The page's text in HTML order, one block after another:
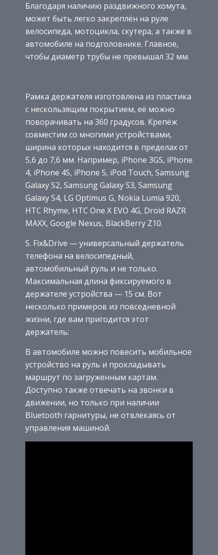
Благодаря наличию раздвижного хомута,
может быть легко закреплён на руле
велосипеда, мотоцикла, скутера, а также в
автомобиле на подголовнике. Главное,
чтобы диаметр трубы не превышал 32 мм.
Рамка держателя изготовлена из пластика
с нескользящим покрытием, её можно
поворачивать на 360 градусов. Крепёж
совместим со многими устройствами,
ширина которых находится в пределах от
5,6 до 7,6 мм. Например, iPhone 3GS, iPhone
4, iPhone 4S, iPhone 5, iPod Touch, Samsung
Galaxy S2, Samsung Galaxy S3, Samsung
Galaxy S4, LG Optimus G, Nokia Lumia 920,
HTC Rhyme, HTC One X EVO 4G, Droid RAZR
MAXX, Google Nexus, BlackBerry Z10.
5. Fix&Drive — универсальный держатель
телефона на велосипедный,
автомобильный руль и не только.
Максимальная длина фиксируемого в
держателе устройства — 15 см. Вот
несколько примеров из повседневной
жизни, где вам пригодится этот
держатель:
В автомобиле можно повесить мобильное
устройство на руль и прокладывать
маршрут по загруженным картам.
Доступно также отвечать на звонки в
движении, но только при наличии
Bluetooth гарнитуры, не отвлекаясь от
управления машиной.